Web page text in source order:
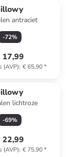
antraciet
-72%
17,99
(AVP): € 65,90*
lichtroze
-69%
22,99
(AVP): € 75,90*